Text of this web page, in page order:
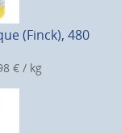
(Finck), 480
€ / kg